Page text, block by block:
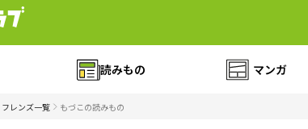
読みもの マンガ
フレンズ一覧 もづこの読みもの